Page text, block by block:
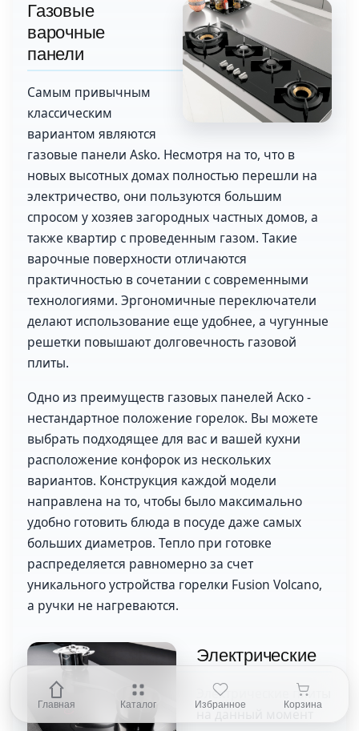
Главная Каталог Избранное Корзина
Газовые
варочные
панели
Самым привычным
классическим
вариантом являются
газовые панели Asko. Несмотря на то, что в
новых высотных домах полностью перешли на
электричество, они пользуются большим
спросом у хозяев загородных частных домов, а
также квартир с проведенным газом. Такие
варочные поверхности отличаются
практичностью в сочетании с современными
технологиями. Эргономичные переключатели
делают использование еще удобнее, а чугунные
решетки повышают долговечность газовой
плиты.
Одно из преимуществ газовых панелей Аско -
нестандартное положение горелок. Вы можете
выбрать подходящее для вас и вашей кухни
расположение конфорок из нескольких
вариантов. Конструкция каждой модели
направлена на то, чтобы было максимально
удобно готовить блюда в посуде даже самых
больших диаметров. Тепло при готовке
распределяется равномерно за счет
уникального устройства горелки Fusion Volcano,
а ручки не нагреваются.
Электрические
Электрические плиты
на данный момент